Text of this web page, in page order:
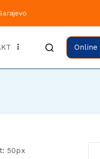
Demokratske
KO DF Sarajevo
50px